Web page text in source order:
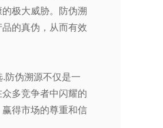
极大威胁。防伪溯
的真伪，从而有效
防伪溯源不仅是一
多竞争者中闪耀的
得市场的尊重和信